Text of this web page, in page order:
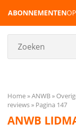
ABONNEMENTEN
Home ANWB
reviews
Pagina 147
ANWB